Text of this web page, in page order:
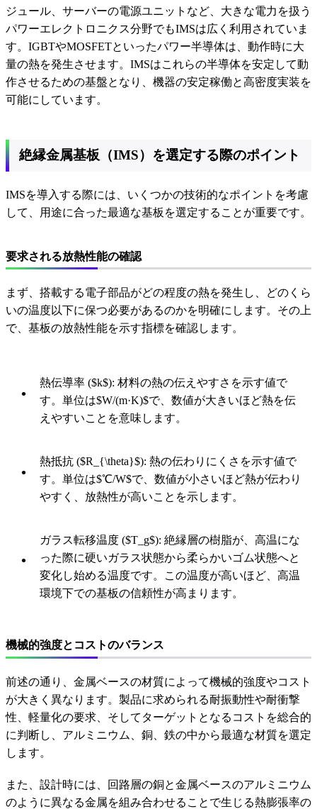
ジュール、サーバーの電源ユニットなど、大きな電力を扱う
パワーエレクトロニクス分野でもIMSは広く利用されていま
す。IGBTやMOSFETといったパワー半導体は、動作時に大
量の熱を発生させます。IMSはこれらの半導体を安定して動
作させるための基盤となり、機器の安定稼働と高密度実装を
可能にしています。
絶縁金属基板（IMS）を選定する際のポイント
IMSを導入する際には、いくつかの技術的なポイントを考慮
して、用途に合った最適な基板を選定することが重要です。
要求される放熱性能の確認
まず、搭載する電子部品がどの程度の熱を発生し、どのくら
いの温度以下に保つ必要があるのかを明確にします。その上
で、基板の放熱性能を示す指標を確認します。
熱伝導率 ($k$): 材料の熱の伝えやすさを示す値で
す。単位は$W/(m·K)$で、数値が大きいほど熱を伝
えやすいことを意味します。
熱抵抗 ($R_{\theta}$): 熱の伝わりにくさを示す値で
す。単位は$℃/W$で、数値が小さいほど熱が伝わり
やすく、放熱性が高いことを示します。
ガラス転移温度 ($T_g$): 絶縁層の樹脂が、高温にな
った際に硬いガラス状態から柔らかいゴム状態へと
変化し始める温度です。この温度が高いほど、高温
環境下での基板の信頼性が高まります。
機械的強度とコストのバランス
前述の通り、金属ベースの材質によって機械的強度やコスト
が大きく異なります。製品に求められる耐振動性や耐衝撃
性、軽量化の要求、そしてターゲットとなるコストを総合的
に判断し、アルミニウム、銅、鉄の中から最適な材質を選定
します。
また、設計時には、回路層の銅と金属ベースのアルミニウム
のように異なる金属を組み合わせることで生じる熱膨張率の